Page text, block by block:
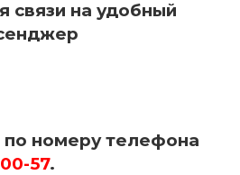
связи на удобный
по номеру телефона
57.